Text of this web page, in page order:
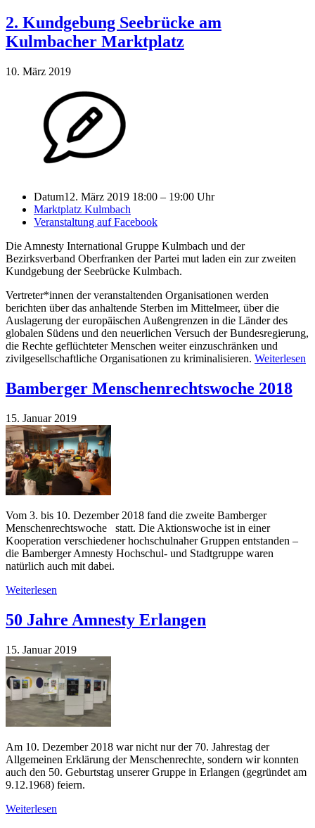
2. Kundgebung Seebrücke am
Kulmbacher Marktplatz
10. März 2019
Datum12. März 2019 18:00 – 19:00 Uhr
Marktplatz Kulmbach
Veranstaltung auf Facebook
Die Amnesty International Gruppe Kulmbach und der
Bezirksverband Oberfranken der Partei mut laden ein zur zweiten
Kundgebung der Seebrücke Kulmbach.
Vertreter*innen der veranstaltenden Organisationen werden
berichten über das anhaltende Sterben im Mittelmeer, über die
Auslagerung der europäischen Außengrenzen in die Länder des
globalen Südens und den neuerlichen Versuch der Bundesregierung,
die Rechte geflüchteter Menschen weiter einzuschränken und
zivilgesellschaftliche Organisationen zu kriminalisieren. Weiterlesen
Bamberger Menschenrechtswoche 2018
15. Januar 2019
Vom 3. bis 10. Dezember 2018 fand die zweite Bamberger
Menschenrechtswoche statt. Die Aktionswoche ist in einer
Kooperation verschiedener hochschulnaher Gruppen entstanden –
die Bamberger Amnesty Hochschul- und Stadtgruppe waren
natürlich auch mit dabei.
Weiterlesen
50 Jahre Amnesty Erlangen
15. Januar 2019
Am 10. Dezember 2018 war nicht nur der 70. Jahrestag der
Allgemeinen Erklärung der Menschenrechte, sondern wir konnten
auch den 50. Geburtstag unserer Gruppe in Erlangen (gegründet am
9.12.1968) feiern.
Weiterlesen